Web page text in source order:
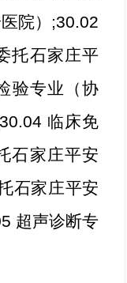
院）;30.02
托石家庄平
验专业（协
临床免
石家庄平安
石家庄平安
超声诊断专